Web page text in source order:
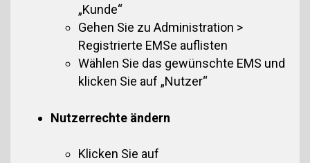
„Kunde“
Gehen Sie zu Administration >
Registrierte EMSe auflisten
Wählen Sie das gewünschte EMS und
klicken Sie auf „Nutzer“
Nutzerrechte ändern
Klicken Sie auf